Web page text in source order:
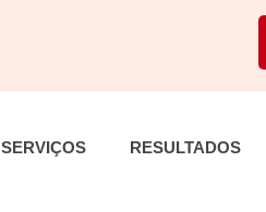
SERVIÇOS RESULTADOS